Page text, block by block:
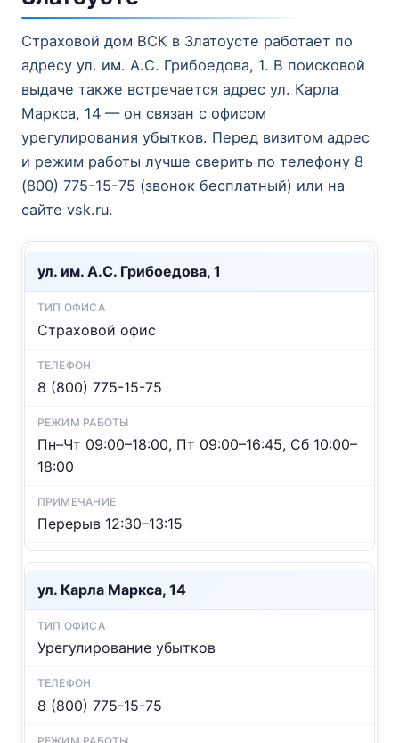
Страховой дом ВСК в Златоусте работает по
адресу ул. им. А.С. Грибоедова, 1. В поисковой
выдаче также встречается адрес ул. Карла
Маркса, 14 — он связан с офисом
урегулирования убытков. Перед визитом адрес
и режим работы лучше сверить по телефону 8
(800) 775-15-75 (звонок бесплатный) или на
сайте vsk.ru.
ул. им. А.С. Грибоедова, 1
Страховой офис
8 (800) 775-15-75
Пн–Чт 09:00–18:00, Пт 09:00–16:45, Сб 10:00–
18:00
Перерыв 12:30–13:15
ул. Карла Маркса, 14
Урегулирование убытков
8 (800) 775-15-75